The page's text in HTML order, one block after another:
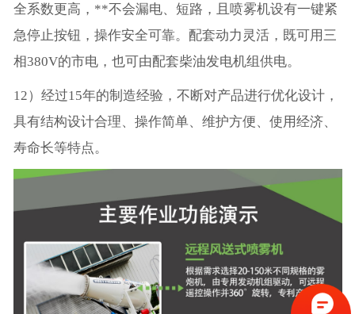
全系数更高，**不会漏电、短路，且喷雾机设有一键紧
急停止按钮，操作安全可靠。配套动力灵活，既可用三
相380V的市电，也可由配套柴油发电机组供电。
12）经过15年的制造经验，不断对产品进行优化设计，
具有结构设计合理、操作简单、维护方便、使用经济、
寿命长等特点。